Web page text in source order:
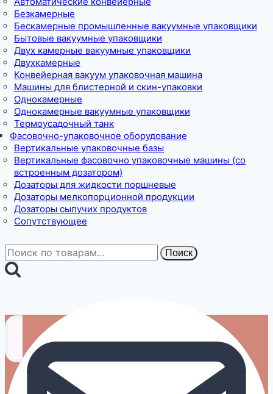
Безкамерные
Бескамерные промышленные вакуумные упаковщики
Бытовые вакуумные упаковщики
Двух камерные вакуумные упаковщики
Двухкамерные
Конвейерная вакуум упаковочная машина
Машины для блистерной и скин-упаковки
Однокамерные
Однокамерные вакуумные упаковщики
Термоусадочный танк
Фасовочно-упаковочное оборудование
Вертикальные упаковочные базы
Вертикальные фасовочно упаковочные машины (со
встроенным дозатором)
Дозаторы для жидкости поршневые
Дозаторы мелкопорционной продукции
Дозаторы сыпучих продуктов
Сопутствующее
Искать: Поиск